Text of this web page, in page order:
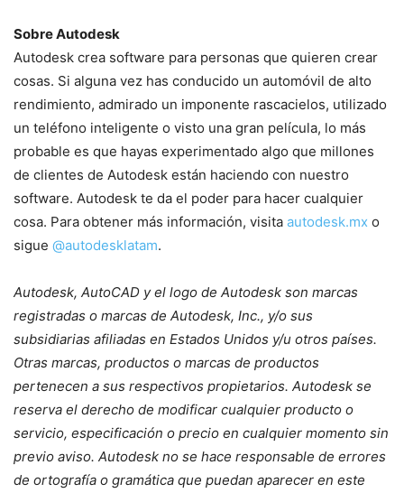
Sobre Autodesk
Autodesk crea software para personas que quieren crear
cosas. Si alguna vez has conducido un automóvil de alto
rendimiento, admirado un imponente rascacielos, utilizado
un teléfono inteligente o visto una gran película, lo más
probable es que hayas experimentado algo que millones
de clientes de Autodesk están haciendo con nuestro
software. Autodesk te da el poder para hacer cualquier
cosa. Para obtener más información, visita autodesk.mx o
sigue @autodesklatam.
Autodesk, AutoCAD yel logo de Autodesk son marcas
registradas o marcas de Autodesk, Inc., y/o sus
subsidiarias afiliadas en Estados Unidos y/u otros países.
Otras marcas, productos o marcas de productos
pertenecen a sus respectivos propietarios. Autodesk se
reserva el derecho de modificar cualquier producto o
servicio, especificación o precio en cualquier momento sin
previo aviso. Autodesk no se hace responsable de errores
de ortografía o gramática que puedan aparecer en este